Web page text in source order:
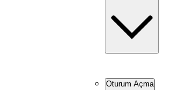
Oturum Açma